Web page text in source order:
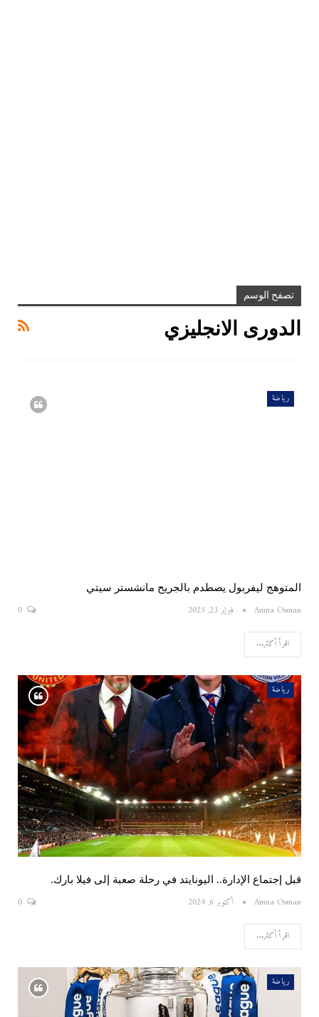
تصفح الوسم
الدورى الانجليزي
رياضة
المتوهج ليفربول يصطدم بالجريح مانشستر سيتي
Amna Osman فبراير 23, 2025
اقرأ أكثر...
رياضة
قبل إجتماع الإدارة.. اليونايتد في رحلة صعبة إلى فيلا بارك.
Amna Osman أكتوبر 6, 2024
اقرأ أكثر...
رياضة